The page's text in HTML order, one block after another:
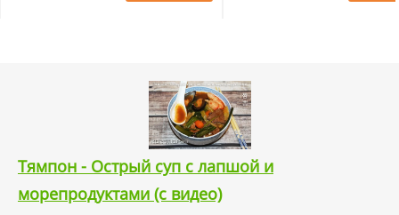
Тямпон - Острый суп с лапшой и
морепродуктами (с видео)